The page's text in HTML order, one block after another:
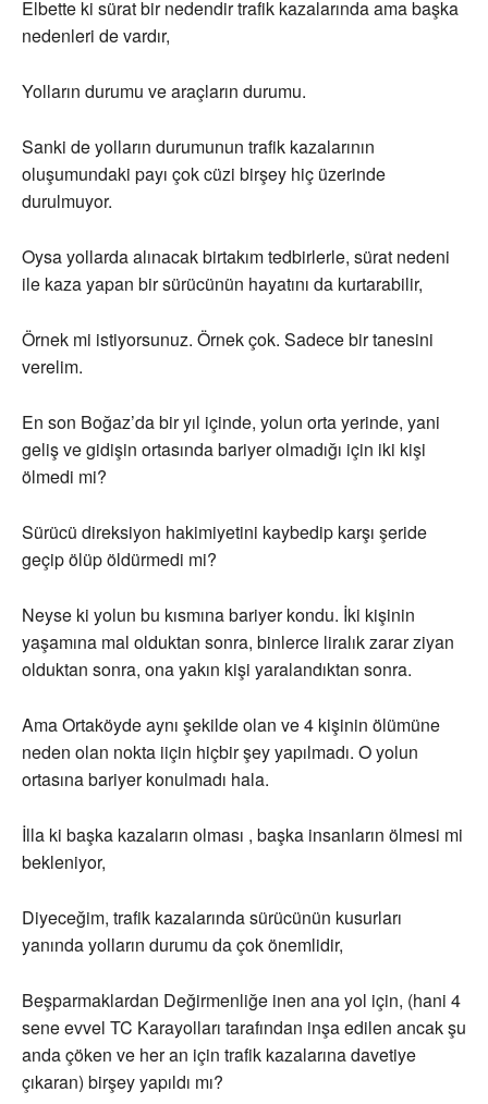
Elbette ki sürat bir nedendir trafik kazalarında ama başka
nedenleri de vardır,
Yolların durumu ve araçların durumu.
Sanki de yolların durumunun trafik kazalarının
oluşumundaki payı çok cüzi birşey hiç üzerinde
durulmuyor.
Oysa yollarda alınacak birtakım tedbirlerle, sürat nedeni
ile kaza yapan bir sürücünün hayatını da kurtarabilir,
Örnek mi istiyorsunuz. Örnek çok. Sadece bir tanesini
verelim.
En son Boğaz’da bir yıl içinde, yolun orta yerinde, yani
geliş ve gidişin ortasında bariyer olmadığı için iki kişi
ölmedi mi?
Sürücü direksiyon hakimiyetini kaybedip karşı şeride
geçip ölüp öldürmedi mi?
Neyse ki yolun bu kısmına bariyer kondu. İki kişinin
yaşamına mal olduktan sonra, binlerce liralık zarar ziyan
olduktan sonra, ona yakın kişi yaralandıktan sonra.
Ama Ortaköyde aynı şekilde olan ve 4 kişinin ölümüne
neden olan nokta iiçin hiçbir şey yapılmadı. O yolun
ortasına bariyer konulmadı hala.
İlla ki başka kazaların olması , başka insanların ölmesi mi
bekleniyor,
Diyeceğim, trafik kazalarında sürücünün kusurları
yanında yolların durumu da çok önemlidir,
Beşparmaklardan Değirmenliğe inen ana yol için, (hani 4
sene evvel TC Karayolları tarafından inşa edilen ancak şu
anda çöken ve her an için trafik kazalarına davetiye
çıkaran) birşey yapıldı mı?